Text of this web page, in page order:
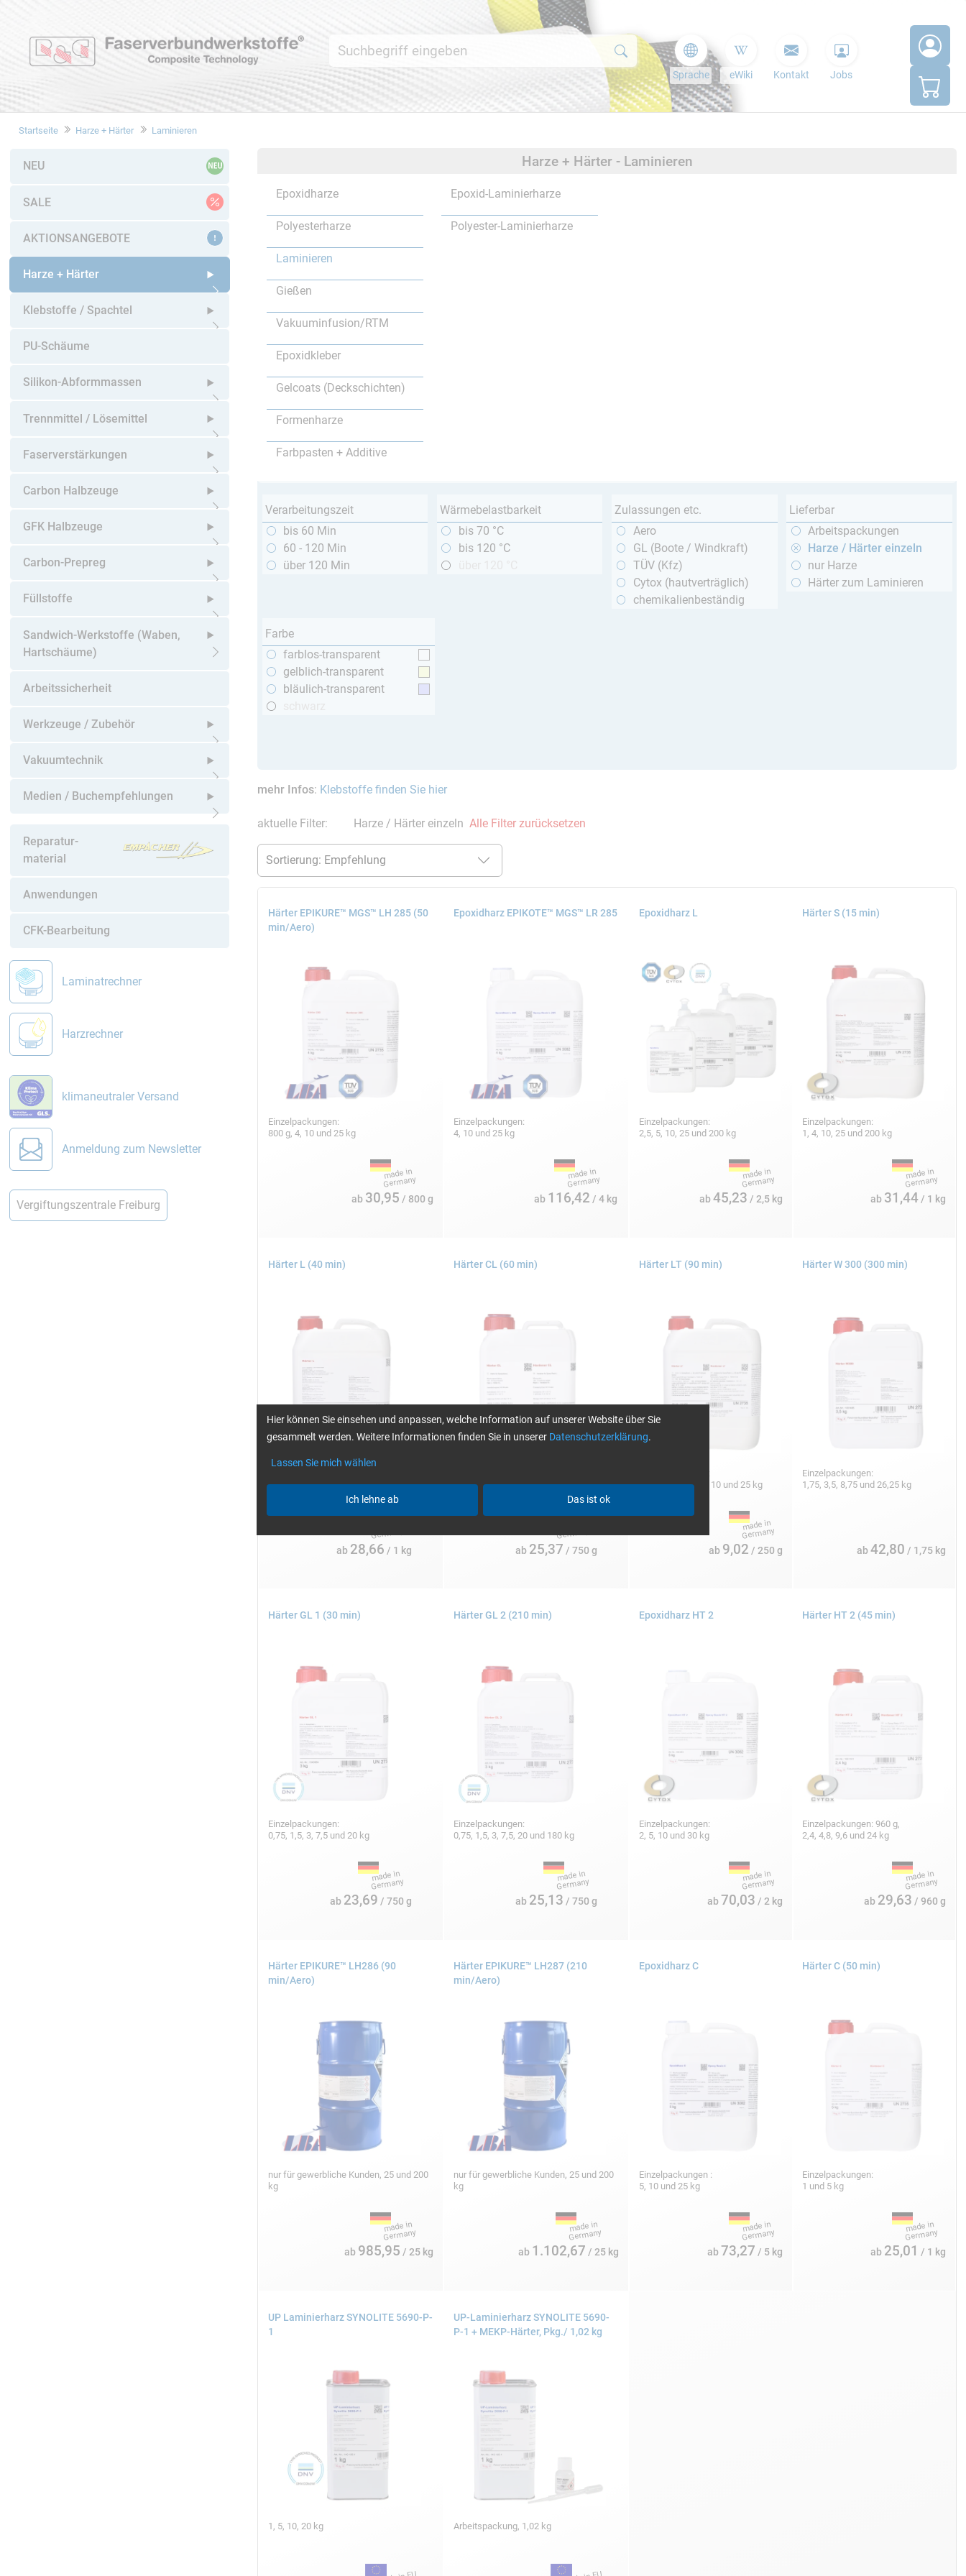
Sprache eWiki Kontakt Jobs
Startseite Harze + Härter Laminieren
NEU
SALE
AKTIONSANGEBOTE
Harze + Härter
Untermenü öffnen
Klebstoffe / Spachtel
Untermenü öffnen
PU-Schäume
Silikon-Abformmassen
Untermenü öffnen
Trennmittel / Lösemittel
Untermenü öffnen
Faserverstärkungen
Untermenü öffnen
Carbon Halbzeuge
Untermenü öffnen
GFK Halbzeuge
Untermenü öffnen
Carbon-Prepreg
Untermenü öffnen
Füllstoffe
Untermenü öffnen
Sandwich-Werkstoffe (Waben,
Hartschäume)
Untermenü öffnen
Arbeitssicherheit
Werkzeuge / Zubehör
Untermenü öffnen
Vakuumtechnik
Untermenü öffnen
Medien / Buchempfehlungen
Untermenü öffnen
Reparatur-
material
Anwendungen
CFK-Bearbeitung
Laminatrechner
Harzrechner
klimaneutraler Versand
Anmeldung zum Newsletter
Vergiftungszentrale Freiburg
Harze + Härter - Laminieren
Epoxidharze
Polyesterharze
Laminieren
Gießen
Vakuuminfusion/RTM
Epoxidkleber
Gelcoats (Deckschichten)
Formenharze
Farbpasten + Additive
Epoxid-Laminierharze
Polyester-Laminierharze
Verarbeitungszeit
bis 60 Min
60 - 120 Min
über 120 Min
Wärmebelastbarkeit
bis 70 °C
bis 120 °C
Zulassungen etc.
Aero
GL (Boote / Windkraft)
TÜV (Kfz)
Cytox (hautverträglich)
chemikalienbeständig
Lieferbar
Arbeitspackungen
Harze / Härter einzeln
nur Harze
Härter zum Laminieren
Farbe
farblos-transparent
gelblich-transparent
bläulich-transparent
mehr Infos: Klebstoffe finden Sie hier
aktuelle Filter: Harze / Härter einzeln Alle Filter zurücksetzen
Härter EPIKURE™ MGS™ LH 285 (50
min/Aero)
Einzelpackungen:
800 g, 4, 10 und 25 kg
ab 30,95 / 800 g
Epoxidharz EPIKOTE™ MGS™ LR 285
Einzelpackungen:
4, 10 und 25 kg
ab 116,42 / 4 kg
Epoxidharz L
Einzelpackungen:
2,5, 5, 10, 25 und 200 kg
ab 45,23 / 2,5 kg
Härter S (15 min)
Einzelpackungen:
1, 4, 10, 25 und 200 kg
ab 31,44/ 1 kg
Härter L (40 min)
1, 4, 10, 25 und 180 kg
ab 28,66 / 1 kg
Härter CL (60 min)
750 g, 3, 7,5 und 20 kg
ab 25,37 / 750 g
Härter LT (90 min)
250 g, 500 g, 1, 5, 10 und 25 kg
ab 9,02 / 250 g
Härter W 300 (300 min)
Einzelpackungen:
1,75, 3,5, 8,75 und 26,25 kg
ab42,80 / 1,75 kg
Härter GL 1 (30 min)
Einzelpackungen:
0,75, 1,5, 3, 7,5 und 20 kg
ab 23,69 / 750 g
Härter GL 2 (210 min)
Einzelpackungen:
0,75, 1,5, 3, 7,5, 20 und 180 kg
ab 25,13 / 750 g
Epoxidharz HT 2
Einzelpackungen:
2, 5, 10 und 30 kg
ab 70,03 / 2 kg
Härter HT 2 (45 min)
Einzelpackungen: 960 g,
2,4, 4,8, 9,6 und 24 kg
ab 29,63 / 960 g
Härter EPIKURE™ LH286 (90
min/Aero)
nur für gewerbliche Kunden, 25 und 200
kg
ab 985,95 / 25 kg
Härter EPIKURE™ LH287 (210
min/Aero)
nur für gewerbliche Kunden, 25 und 200
kg
ab 1.102,67 / 25 kg
Epoxidharz C
Einzelpackungen :
5, 10 und 25 kg
ab 73,27 / 5 kg
Härter C (50 min)
Einzelpackungen:
1 und 5 kg
ab 25,01 / 1 kg
UP Laminierharz SYNOLITE 5690-P-
1
1, 5, 10, 20 kg
UP-Laminierharz SYNOLITE 5690-
P-1 + MEKP-Härter, Pkg./ 1,02 kg
Arbeitspackung, 1,02 kg
Hier können Sie einsehen und anpassen, welche Information auf unserer Website über Sie
gesammelt werden. Weitere Informationen finden Sie in unserer Datenschutzerklärung.
Lassen Sie mich wählen
Ich lehne ab Das ist ok